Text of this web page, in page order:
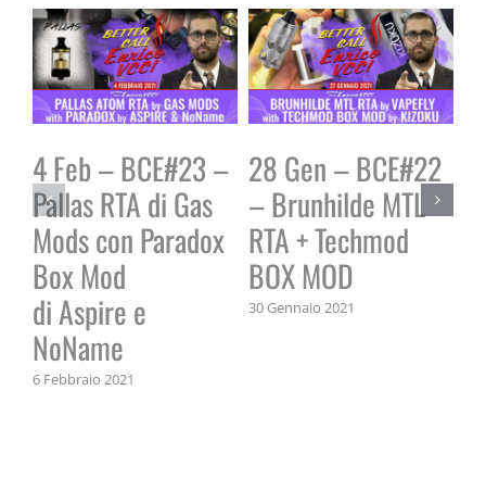
4 Feb – BCE#23 –
Pallas RTA di Gas
Mods con Paradox
Box Mod
di Aspire e
NoName
6 Febbraio 2021
28 Gen – BCE#22
– Brunhilde MTL
RTA + Techmod
BOX MOD
30 Gennaio 2021